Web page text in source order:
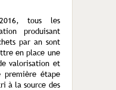
tous les
produisant
par an sont
en place une
valorisation et
première étape
à la source des